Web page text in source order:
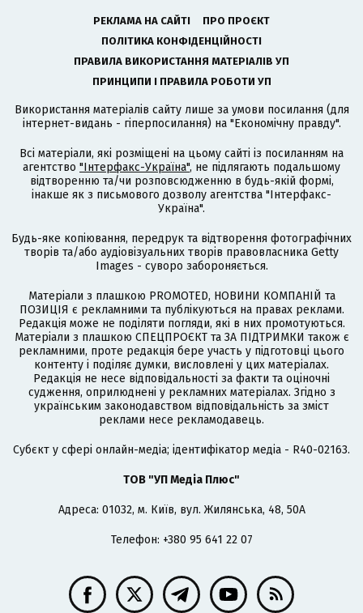
РЕКЛАМА НА САЙТІ
ПРО ПРОЄКТ
ПОЛІТИКА КОНФІДЕНЦІЙНОСТІ
ПРАВИЛА ВИКОРИСТАННЯ МАТЕРІАЛІВ УП
ПРИНЦИПИ І ПРАВИЛА РОБОТИ УП
Використання матеріалів сайту лише за умови посилання (для
інтернет-видань - гіперпосилання) на "Економічну правду".
Всі матеріали, які розміщені на цьому сайті із посиланням на
агентство "Інтерфакс-Україна", не підлягають подальшому
відтворенню та/чи розповсюдженню в будь-якій формі,
інакше як з письмового дозволу агентства "Інтерфакс-
Україна".
Будь-яке копіювання, передрук та відтворення фотографічних
творів та/або аудіовізуальних творів правовласника Getty
Images - суворо забороняється.
Матеріали з плашкою PROMOTED, НОВИНИ КОМПАНІЙ та
ПОЗИЦІЯ є рекламними та публікуються на правах реклами.
Редакція може не поділяти погляди, які в них промотуються.
Матеріали з плашкою СПЕЦПРОЄКТ та ЗА ПІДТРИМКИ також є
рекламними, проте редакція бере участь у підготовці цього
контенту і поділяє думки, висловлені у цих матеріалах.
Редакція не несе відповідальності за факти та оціночні
судження, оприлюднені у рекламних матеріалах. Згідно з
українським законодавством відповідальність за зміст
реклами несе рекламодавець.
Cубєкт у сфері онлайн-медіа; ідентифікатор медіа - R40-02163.
ТОВ "УП Медіа Плюс"
Адреса: 01032, м. Київ, вул. Жилянська, 48, 50А
Телефон: +380 95 641 22 07